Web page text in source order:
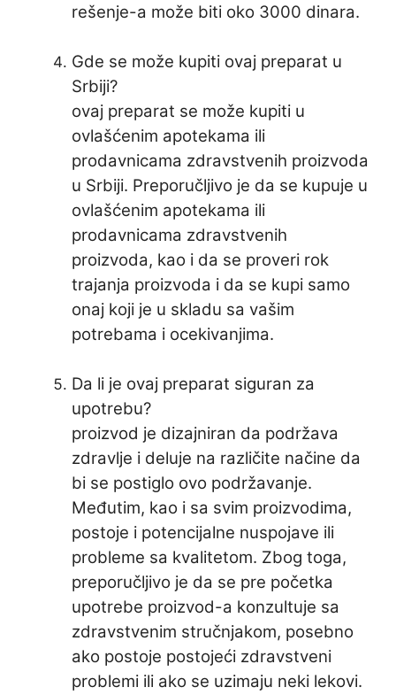
rešenje-a može biti oko 3000 dinara.
Gde se može kupiti ovaj preparat u
Srbiji?
ovaj preparat se može kupiti u
ovlašćenim apotekama ili
prodavnicama zdravstvenih proizvoda
u Srbiji. Preporučljivo je da se kupuje u
ovlašćenim apotekama ili
prodavnicama zdravstvenih
proizvoda, kao i da se proveri rok
trajanja proizvoda i da se kupi samo
onaj koji je u skladu sa vašim
potrebama i ocekivanjima.
Da li je ovaj preparat siguran za
upotrebu?
proizvod je dizajniran da podržava
zdravlje i deluje na različite načine da
bi se postiglo ovo podržavanje.
Međutim, kao i sa svim proizvodima,
postoje i potencijalne nuspojave ili
probleme sa kvalitetom. Zbog toga,
preporučljivo je da se pre početka
upotrebe proizvod-a konzultuje sa
zdravstvenim stručnjakom, posebno
ako postoje postojeći zdravstveni
problemi ili ako se uzimaju neki lekovi.